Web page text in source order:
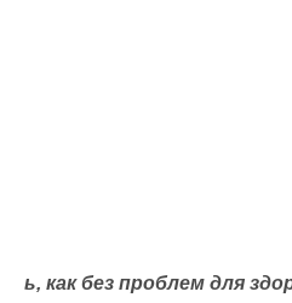
ь, как без проблем для